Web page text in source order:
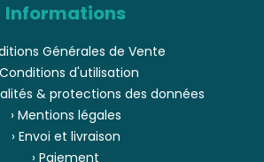
Informations
Générales de Vente
Conditions d'utilisation
& protections des données
› Mentions légales
› Envoi et livraison
› Paiement